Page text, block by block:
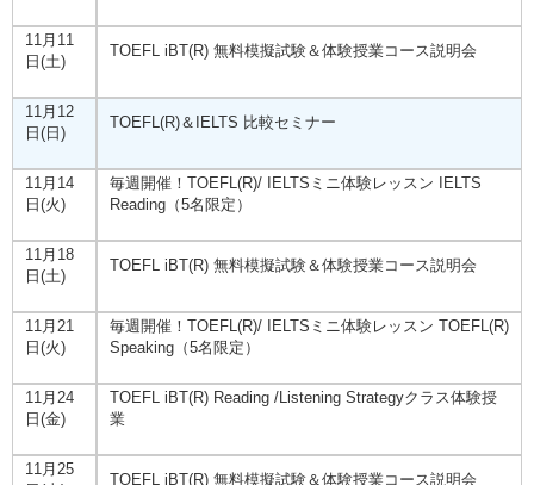
11月11
日(土)
TOEFL iBT(R) 無料模擬試験＆体験授業コース説明会
11月12
日(日)
TOEFL(R)＆IELTS 比較セミナー
11月14
日(火)
毎週開催！TOEFL(R)/ IELTSミニ体験レッスン IELTS
Reading（5名限定）
11月18
日(土)
TOEFL iBT(R) 無料模擬試験＆体験授業コース説明会
11月21
日(火)
毎週開催！TOEFL(R)/ IELTSミニ体験レッスン TOEFL(R)
Speaking（5名限定）
11月24
日(金)
TOEFL iBT(R) Reading /Listening Strategyクラス体験授
業
11月25
TOEFL iBT(R) 無料模擬試験＆体験授業コース説明会